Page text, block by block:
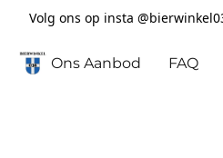
Volg ons op insta
Ons Aanbod FAQ